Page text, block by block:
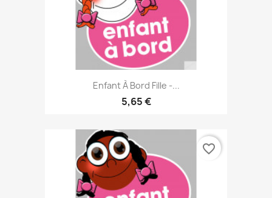
Enfant À Bord Fille -...
5,65 €
favorite_border